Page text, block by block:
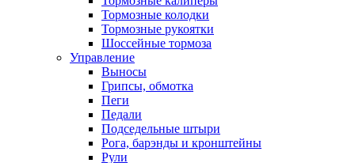
Тормозные колодки
Тормозные рукоятки
Шоссейные тормоза
Управление
Выносы
Грипсы, обмотка
Пеги
Педали
Подседельные штыри
Рога, барэнды и кронштейны
Рули